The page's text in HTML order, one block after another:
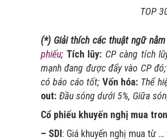
TOP
(*) Giải thích các thuật ngữ
phiếu; Tích lũy: CP càng tích
mạnh đang được đẩy vào CP đó;
có báo cáo tốt; Vốn hóa: Thể
out: Đầu sóng dưới 5%, Giữa
Cổ phiếu khuyến nghị mua
– SDI: Giá khuyến nghị mua từ